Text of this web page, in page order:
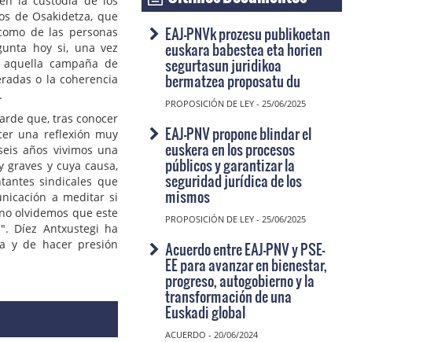
de Osakidetza, que
de las personas
hoy si, una vez
campaña de
o la coherencia
que, tras conocer
una reflexión muy
años vivimos una
y cuya causa,
sindicales que
a meditar si
olvidemos que este
Díez Antxustegi ha
y de hacer presión
EAJ-PNVk prozesu publikoetan
euskara babestea eta horien
segurtasun juridikoa
bermatzea proposatu du
PROPOSICIÓN DE LEY - 25/06/2025
EAJ-PNV propone blindar el
euskera en los procesos
públicos y garantizar la
seguridad jurídica de los
mismos
PROPOSICIÓN DE LEY - 25/06/2025
Acuerdo entre EAJ-PNV y PSE-
EE para avanzar en bienestar,
progreso, autogobierno y la
transformación de una
Euskadi global
ACUERDO - 20/06/2024